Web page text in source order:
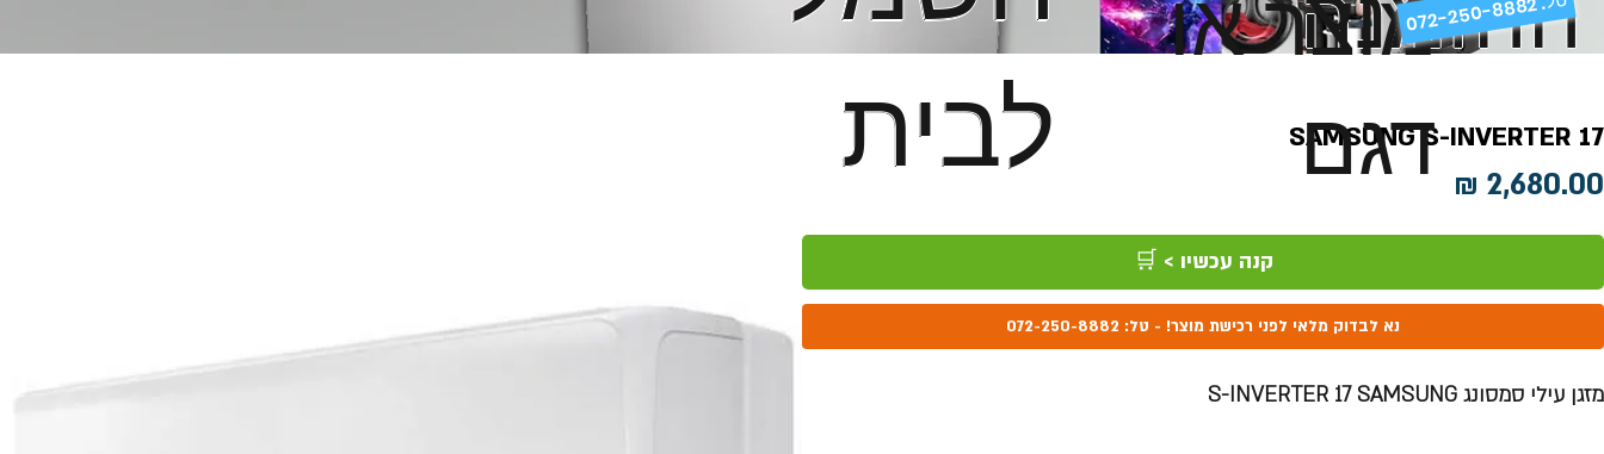
לבית
מוצר או
דגם
לבית
SAMSUNG S-INVERTER 17
מחיר
קנה עכשיו > 🛒
נא לבדוק מלאי לפני רכישת מוצר! - טל: 072-250-8882
מזגן עילי סמסונג S-INVERTER 17 SAMSUNG
072-250-8882 .